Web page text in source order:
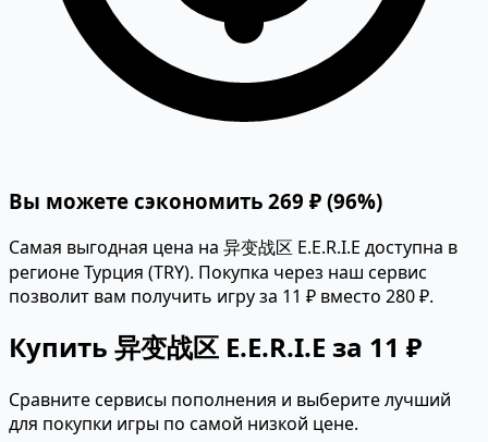
Вы можете сэкономить 269 ₽ (96%)
Самая выгодная цена на 异变战区 E.E.R.I.E доступна в
регионе Турция (TRY). Покупка через наш сервис
позволит вам получить игру за 11 ₽ вместо 280 ₽.
Купить 异变战区 E.E.R.I.E за 11 ₽
Сравните сервисы пополнения и выберите лучший
для покупки игры по самой низкой цене.